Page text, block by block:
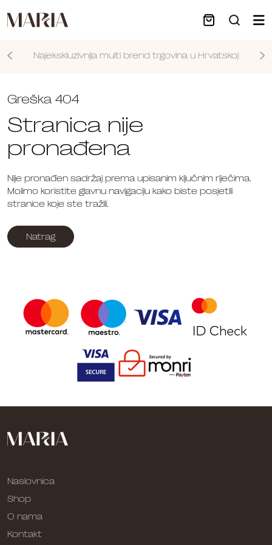
Najekskluzivnija multi brend trgovina u Hrvatskoj
Greška 404
Stranica nije
pronađena
Nije pronađen sadržaj prema upisanim ključnim riječima.
Molimo koristite glavnu navigaciju kako biste posjetili
stranice koje ste tražili.
Natrag
Naslovnica
Shop
O nama
Kontakt